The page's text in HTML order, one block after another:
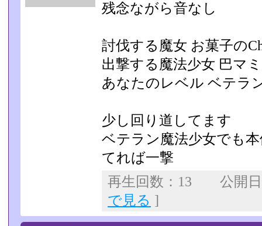
残念ながら音なし
討伐する魔女 お菓子の
出撃する魔法少女 巴マミ
あなたのレベル ベテラ
少し回り道してます
ベテラン魔法少女でも
てれば一撃
再生回数：13 公開
で見る ]